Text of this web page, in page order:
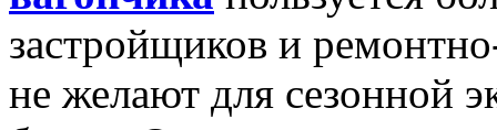
застройщиков и
не желают для сезонной